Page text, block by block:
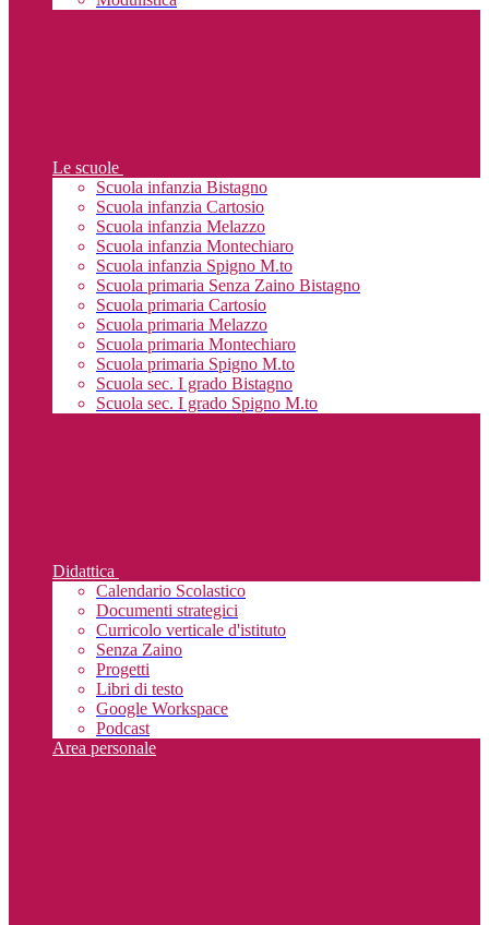
Le scuole
Scuola infanzia Bistagno
Scuola infanzia Cartosio
Scuola infanzia Melazzo
Scuola infanzia Montechiaro
Scuola infanzia Spigno M.to
Scuola primaria Senza Zaino Bistagno
Scuola primaria Cartosio
Scuola primaria Melazzo
Scuola primaria Montechiaro
Scuola primaria Spigno M.to
Scuola sec. I grado Bistagno
Scuola sec. I grado Spigno M.to
Didattica
Calendario Scolastico
Documenti strategici
Curricolo verticale d'istituto
Senza Zaino
Progetti
Libri di testo
Google Workspace
Podcast
Area personale